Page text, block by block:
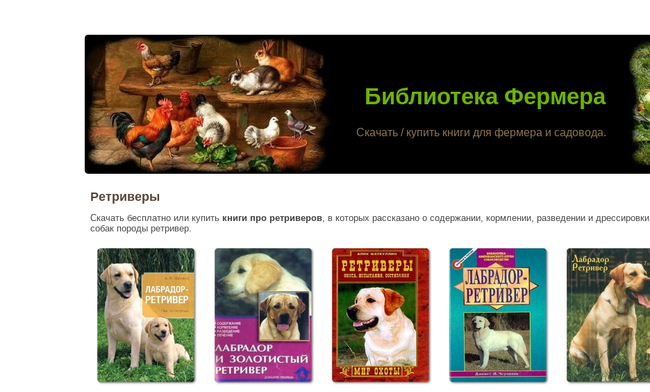
Библиотека Фермера
Скачать / купить книги для фермера и садовода.
Ретриверы
Скачать бесплатно или купить книги про ретриверов, в которых рассказано о содержании, кормлении, разведении и дрессировки
собак породы ретривер.